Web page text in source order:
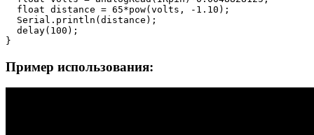
  float distance = 65*pow(volts, -1.10);
  Serial.println(distance);
  delay(100);
}
Пример использования: